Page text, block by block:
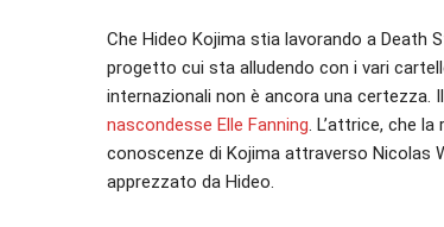
Che Hideo Kojima stia lavorando a Death
progetto cui sta alludendo con i vari
internazionali non è ancora una certezza.
nascondesse Elle Fanning. L’attrice, che
conoscenze di Kojima attraverso Nicolas
apprezzato da Hideo.